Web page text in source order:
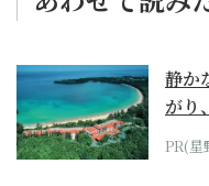
静か
がり
ホテ
PR(星